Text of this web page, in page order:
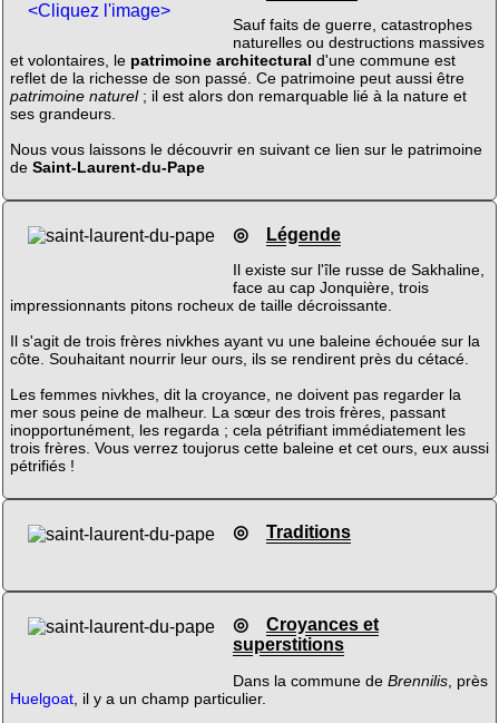
<Cliquez l'image>
Sauf faits de guerre, catastrophes
naturelles ou destructions massives
et volontaires, le patrimoine architectural d'une commune est
reflet de la richesse de son passé. Ce patrimoine peut aussi être
patrimoine naturel; il est alors don remarquable lié à la nature et
ses grandeurs.
Nous vous laissons le découvrir en suivant ce lien sur le patrimoine
de Saint-Laurent-du-Pape
◎ Légende
Il existe sur l'île russe de Sakhaline,
face au cap Jonquière, trois
impressionnants pitons rocheux de taille décroissante.
Il s'agit de trois frères nivkhes ayant vu une baleine échouée sur la
côte. Souhaitant nourrir leur ours, ils se rendirent près du cétacé.
Les femmes nivkhes, dit la croyance, ne doivent pas regarder la
mer sous peine de malheur. La sœur des trois frères, passant
inopportunément, les regarda ; cela pétrifiant immédiatement les
trois frères. Vous verrez toujorus cette baleine et cet ours, eux aussi
pétrifiés !
◎ Traditions
◎ Croyances et
superstitions
Dans la commune de Brennilis, près
Huelgoat, il y a un champ particulier.